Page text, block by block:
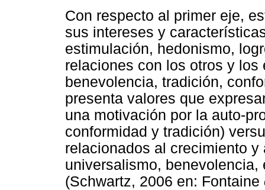
Con respecto al primer eje,
sus intereses y
estimulación, hedonismo,
relaciones con los otros y
benevolencia, tradición,
presenta valores que
una motivación por la auto-
conformidad y tradición)
relacionados al crecimiento
universalismo,
(Schwartz, 2006 en: Fontaine